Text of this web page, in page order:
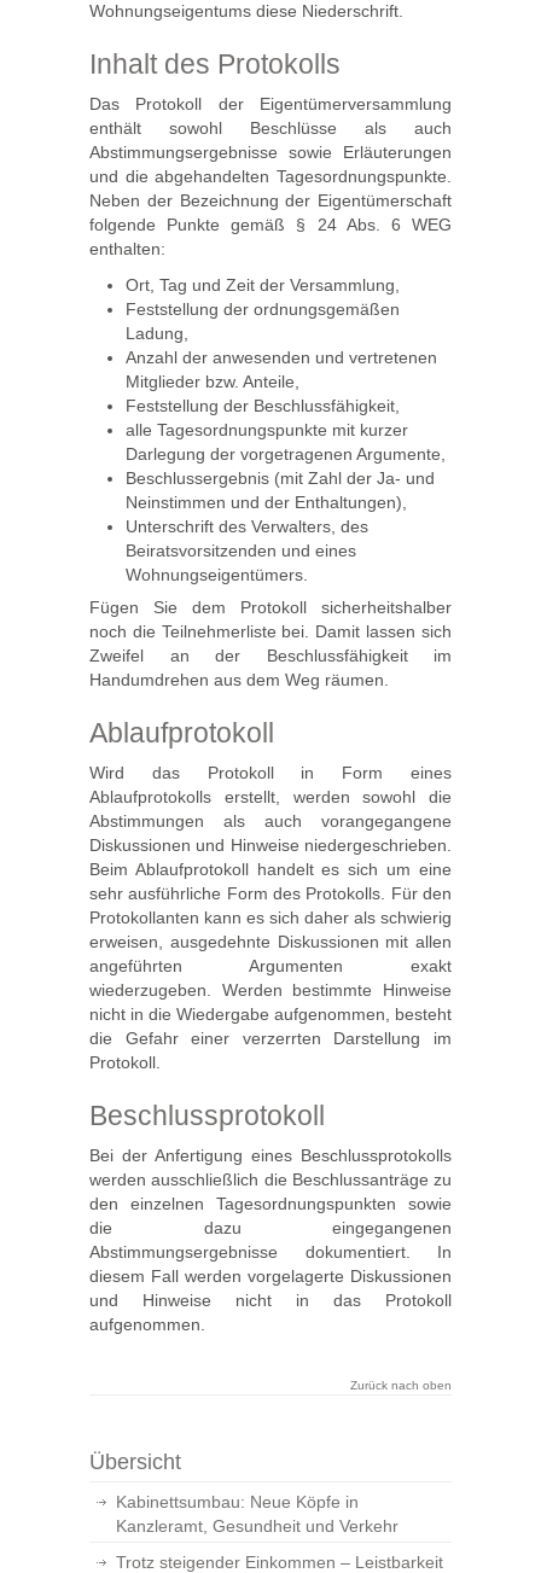
Wohnungseigentums diese Niederschrift.
Inhalt des Protokolls
Das Protokoll der Eigentümerversammlung
enthält sowohl Beschlüsse als auch
Abstimmungsergebnisse sowie Erläuterungen
und die abgehandelten Tagesordnungspunkte.
Neben der Bezeichnung der Eigentümerschaft
folgende Punkte gemäß § 24 Abs. 6 WEG
enthalten:
Ort, Tag und Zeit der Versammlung,
Feststellung der ordnungsgemäßen
Ladung,
Anzahl der anwesenden und vertretenen
Mitglieder bzw. Anteile,
Feststellung der Beschlussfähigkeit,
alle Tagesordnungspunkte mit kurzer
Darlegung der vorgetragenen Argumente,
Beschlussergebnis (mit Zahl der Ja- und
Neinstimmen und der Enthaltungen),
Unterschrift des Verwalters, des
Beiratsvorsitzenden und eines
Wohnungseigentümers.
Fügen Sie dem Protokoll sicherheitshalber
noch die Teilnehmerliste bei. Damit lassen sich
Zweifel an der Beschlussfähigkeit im
Handumdrehen aus dem Weg räumen.
Ablaufprotokoll
Wird das Protokoll in Form eines
Ablaufprotokolls erstellt, werden sowohl die
Abstimmungen als auch vorangegangene
Diskussionen und Hinweise niedergeschrieben.
Beim Ablaufprotokoll handelt es sich um eine
sehr ausführliche Form des Protokolls. Für den
Protokollanten kann es sich daher als schwierig
erweisen, ausgedehnte Diskussionen mit allen
angeführten Argumenten exakt
wiederzugeben. Werden bestimmte Hinweise
nicht in die Wiedergabe aufgenommen, besteht
die Gefahr einer verzerrten Darstellung im
Protokoll.
Beschlussprotokoll
Bei der Anfertigung eines Beschlussprotokolls
werden ausschließlich die Beschlussanträge zu
den einzelnen Tagesordnungspunkten sowie
die dazu eingegangenen
Abstimmungsergebnisse dokumentiert. In
diesem Fall werden vorgelagerte Diskussionen
und Hinweise nicht in das Protokoll
aufgenommen.
Zurück nach oben
Übersicht
Kabinettsumbau: Neue Köpfe in
Kanzleramt, Gesundheit und Verkehr
Trotz steigender Einkommen – Leistbarkeit